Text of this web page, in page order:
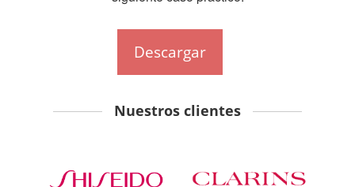
Descargar
Nuestros clientes